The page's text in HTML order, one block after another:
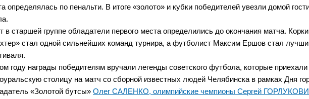
определялась по пенальти. В итоге «золото» и кубки победителей увезли домой
в старшей группе обладатели первого места определились до окончания матча.
стал одной сильнейших команд турнира, а футболист Максим Ершов стал
году награды победителям вручали легенды советского футбола, которые приехали
столицу на матч со сборной известных людей Челябинска в рамках Дня
«Золотой бутсы» Олег САЛЕНКО, олимпийские чемпионы Сергей